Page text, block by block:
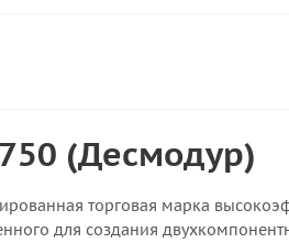
(Десмодур)
торговая марка
для создания